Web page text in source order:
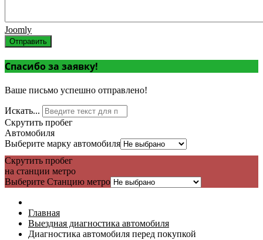
Joomly
Отправить
Спасибо за заявку!
Ваше письмо успешно отправлено!
Искать...
Скрутить пробег
Автомобиля
Выберите марку автомобиля
Скрутить пробег
на станции метро
Выберите Станцию метро
Главная
Выездная диагностика автомобиля
Диагностика автомобиля перед покупкой